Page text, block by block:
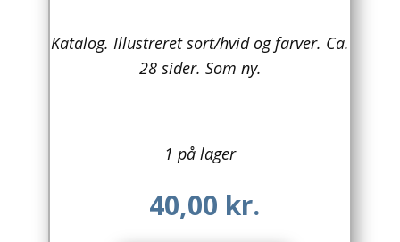
Arkæologi
Biografier / Erindringer
Katalog. Illustreret sort/hvid og farver. Ca.
28 sider. Som ny.
1 på lager
40,00 kr.